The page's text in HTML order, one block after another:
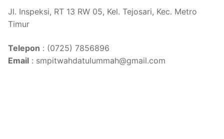
Jl. Inspeksi, RT 13 RW 05, Kel. Tejosari, Kec. Metro
Timur
Telepon : (0725) 7856896
Email : smpitwahdatulummah@gmail.com